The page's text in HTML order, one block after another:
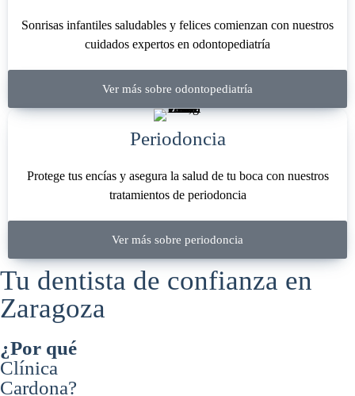
Sonrisas infantiles saludables y felices comienzan con nuestros
cuidados expertos en odontopediatría
Ver más sobre odontopediatría
Periodoncia
Protege tus encías y asegura la salud de tu boca con nuestros
tratamientos de periodoncia
Ver más sobre periodoncia
Tu dentista de confianza en
Zaragoza
¿Por qué
Clínica
Cardona?